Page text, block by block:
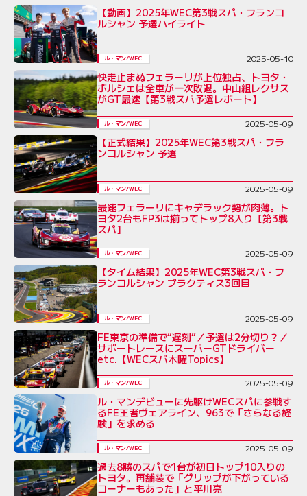
【動画】2025年WEC第3戦スパ・フランコ
ルシャン 予選ハイライト
ル・マン/WEC 2025-05-10
快走止まぬフェラーリが上位独占、トヨタ・
ポルシェは全車が一次敗退。中山組レクサス
がGT最速【第3戦スパ予選レポート】
ル・マン/WEC 2025-05-09
【正式結果】2025年WEC第3戦スパ・フラ
ンコルシャン 予選
ル・マン/WEC 2025-05-09
最速フェラーリにキャデラック勢が肉薄。ト
ヨタ2台もFP3は揃ってトップ8入り【第3戦
スパ】
ル・マン/WEC 2025-05-09
【タイム結果】2025年WEC第3戦スパ・フ
ランコルシャン プラクティス3回目
ル・マン/WEC 2025-05-09
FE東京の準備で“遅刻”／予選は2分切り？／
サポートレースにスーパーGTドライバー
etc.【WECスパ木曜Topics】
ル・マン/WEC 2025-05-09
ル・マンデビューに先駆けWECスパに参戦す
るFE王者ヴェアライン、963で「さらなる経
験」を求める
ル・マン/WEC 2025-05-09
過去8勝のスパで1台が初日トップ10入りの
トヨタ。再舗装で「グリップが下がっている
コーナーもあった」と平川亮